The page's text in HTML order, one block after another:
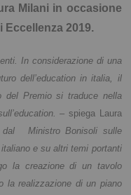
Milani in occasione
Eccellenza 2019.
In considerazione di una
dell’education in italia, il
del Premio si traduce nella
– spiega Laura
dal Ministro Bonisoli sulle
e su altri temi portanti
la creazione di un tavolo
la realizzazione di un piano